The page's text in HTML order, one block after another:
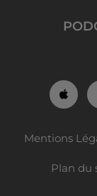
Mentions
Plan du